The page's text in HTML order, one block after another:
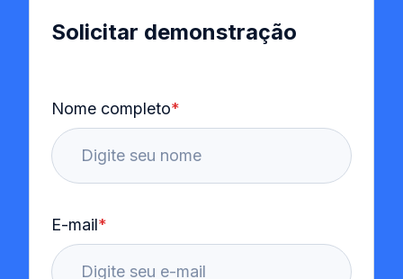
Solicitar demonstração
Nome completo*
E-mail*